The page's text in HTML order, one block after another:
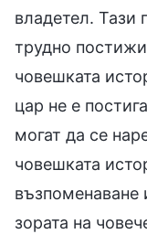
владетел. Тази
трудно
човешката
цар не е
могат да се
човешката
възпоменаване
зората на